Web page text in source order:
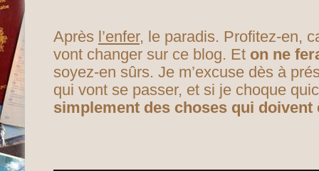
Après l’enfer, le paradis. Profitez-en,
vont changer sur ce blog. Et on ne
soyez-en sûrs. Je m’excuse dès à
qui vont se passer, et si je choque
simplement des choses qui doivent